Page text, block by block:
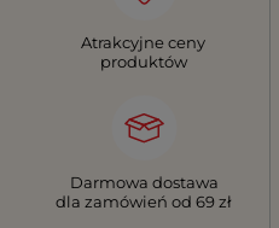
Atrakcyjne ceny
produktów
Darmowa dostawa
dla zamówień od 69 zł